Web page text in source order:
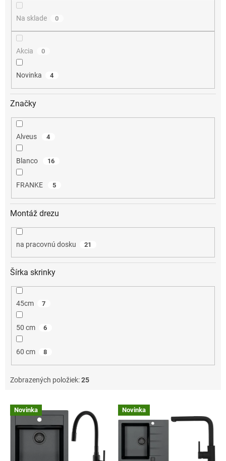
Na sklade 0
Akcia 0
Novinka 4
Značky
Alveus 4
Blanco 16
FRANKE 5
Montáž drezu
na pracovnú dosku 21
Šírka skrinky
45cm 7
50 cm 6
60 cm 8
Zobrazených položiek:25
V Novinka Novinka